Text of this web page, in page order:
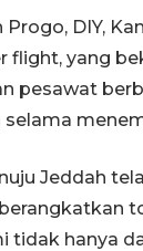
DIY,
flight, yang
pesawat
Jeddah
tidak hanya